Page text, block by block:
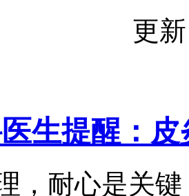
更
生提醒：
，耐心是关